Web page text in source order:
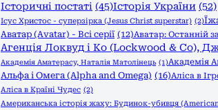
Історичні постаті (45)Історія України (52)
Ісус Христос - суперзірка (Jesus Christ superstar) (2)
Аватар (Avatar) - Всі серії (12)Аватар: Останній
Агенція Локвуд і Кo (Lockwood & Co),
Академія Аматерасу, Наталія Матолінець (1)Академія
Альфа і Омега (Alpha and Omega) (16)Аліса в
Аліса в Країні Чудес (2)
Американська історія жаху: Будинок-убивця